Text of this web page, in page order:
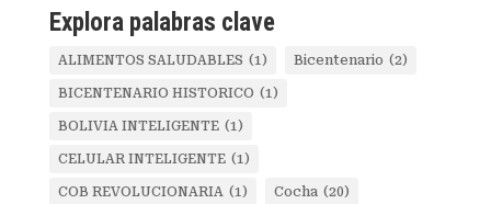
Explora palabras clave
ALIMENTOS SALUDABLES (1) Bicentenario (2)
BICENTENARIO HISTORICO (1)
BOLIVIA INTELIGENTE (1)
CELULAR INTELIGENTE (1)
COB REVOLUCIONARIA (1) Cocha (20)